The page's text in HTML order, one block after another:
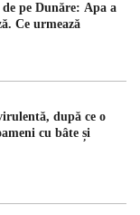
pe Dunăre: Apa a
Ce urmează
după ce o
cu bâte și